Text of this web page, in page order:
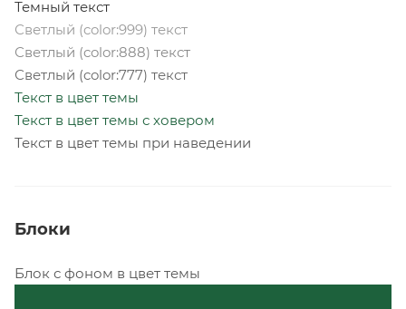
Темный текст
Светлый (color:999) текст
Светлый (color:888) текст
Светлый (color:777) текст
Текст в цвет темы
Текст в цвет темы с ховером
Текст в цвет темы при наведении
Блоки
Блок с фоном в цвет темы